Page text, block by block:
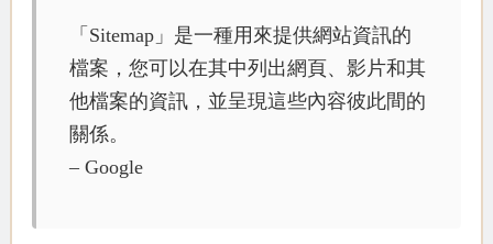
「Sitemap」是一種用來提供網站資訊的
檔案，您可以在其中列出網頁、影片和其
他檔案的資訊，並呈現這些內容彼此間的
關係。
– Google